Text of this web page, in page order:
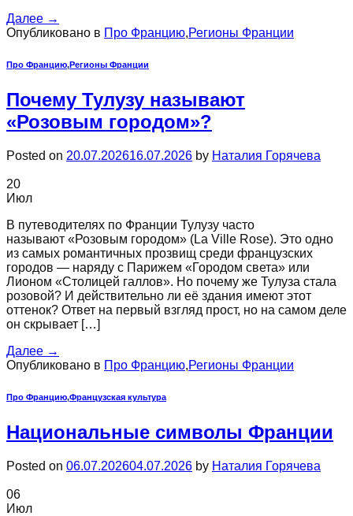
Далее →
Опубликовано в Про Францию,Регионы Франции
Про Францию,Регионы Франции
Почему Тулузу называют
«Розовым городом»?
Posted on 20.07.202616.07.2026 by Наталия Горячева
20
Июл
В путеводителях по Франции Тулузу часто
называют «Розовым городом» (La Ville Rose). Это одно
из самых романтичных прозвищ среди французских
городов — наряду с Парижем «Городом света» или
Лионом «Столицей галлов». Но почему же Тулуза стала
розовой? И действительно ли её здания имеют этот
оттенок? Ответ на первый взгляд прост, но на самом деле
он скрывает […]
Далее →
Опубликовано в Про Францию,Регионы Франции
Про Францию,Французская культура
Национальные символы Франции
Posted on 06.07.202604.07.2026 by Наталия Горячева
06
Июл